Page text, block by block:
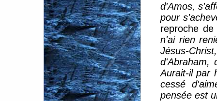
d'Amos,
pour
reproche
n'ai rien
Jésus-
d'Abraham,
Aurait-il par
cessé
pensée est